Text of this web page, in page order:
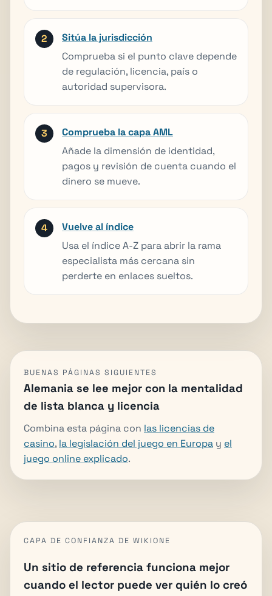
Sitúa la jurisdicción
Comprueba si el punto clave depende
de regulación, licencia, país o
autoridad supervisora.
Comprueba la capa AML
Añade la dimensión de identidad,
pagos y revisión de cuenta cuando el
dinero se mueve.
Vuelve al índice
Usa el índice A-Z para abrir la rama
especialista más cercana sin
perderte en enlaces sueltos.
BUENAS PÁGINAS SIGUIENTES
Alemania se lee mejor con la mentalidad
de lista blanca y licencia
Combina esta página con las licencias de
casino, la legislación del juego en Europa y el
juego online explicado.
CAPA DE CONFIANZA DE WIKIONE
Un sitio de referencia funciona mejor
cuando el lector puede ver quién lo creó